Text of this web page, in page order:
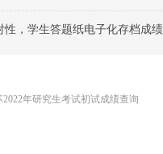
性，学生答题纸电子化存档成
2022年研究生考试初试成绩查询